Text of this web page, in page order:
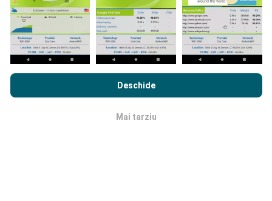
cuprinzătoare!
Cum se fac actualizările?
Deschide
Mai tarziu
confidențialitate și cookie-uri de utilizare
de Licență pentru Utilizatorul Finala testului nostru nPerf.
OK